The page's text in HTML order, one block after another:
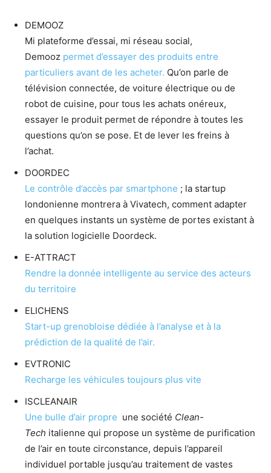
DEMOOZ
Mi plateforme d’essai, mi réseau social,
Demooz permet d’essayer des produits entre
particuliers avant de les acheter. Qu’on parle de
télévision connectée, de voiture électrique ou de
robot de cuisine, pour tous les achats onéreux,
essayer le produit permet de répondre à toutes les
questions qu’on se pose. Et de lever les freins à
l’achat.
DOORDEC
Le contrôle d’accès par smartphone ; la startup
londonienne montrera à Vivatech, comment adapter
en quelques instants un système de portes existant à
la solution logicielle Doordeck.
E-ATTRACT
Rendre la donnée intelligente au service des acteurs
du territoire
ELICHENS
Start-up grenobloise dédiée à l’analyse et à la
prédiction de la qualité de l’air.
EVTRONIC
Recharge les véhicules toujours plus vite
ISCLEANAIR
Une bulle d’air propre une société Clean-
Tech italienne qui propose un système de purification
de l’air en toute circonstance, depuis l’appareil
individuel portable jusqu’au traitement de vastes